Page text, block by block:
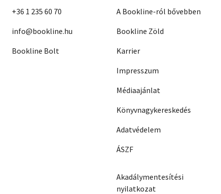
+36 1 235 60 70
info@bookline.hu
Bookline Bolt
A Bookline-ról bővebben
Bookline Zöld
Karrier
Impresszum
Médiaajánlat
Könyvnagykereskedés
Adatvédelem
ÁSZF
Akadálymentesítési
nyilatkozat